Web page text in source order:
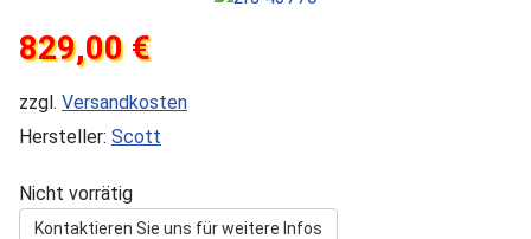
829,00 €
zzgl. Versandkosten
Hersteller: Scott
Nicht vorrätig
Kontaktieren Sie uns für weitere Infos